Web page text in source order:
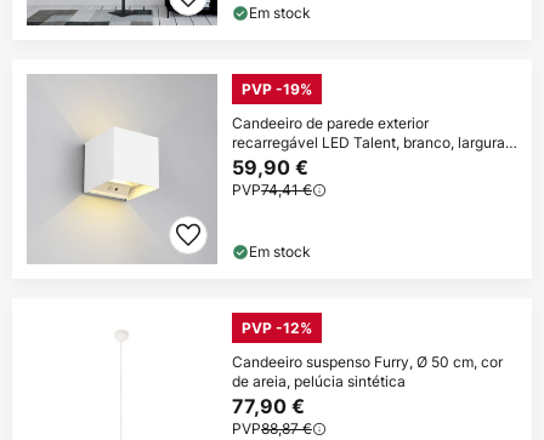
Em stock
PVP -19%
Candeeiro de parede exterior
recarregável LED Talent, branco, largura
10
59,90 €
PVP74,41 €
Em stock
PVP -12%
Candeeiro suspenso Furry, Ø 50 cm, cor
de areia, pelúcia sintética
77,90 €
PVP88,87 €